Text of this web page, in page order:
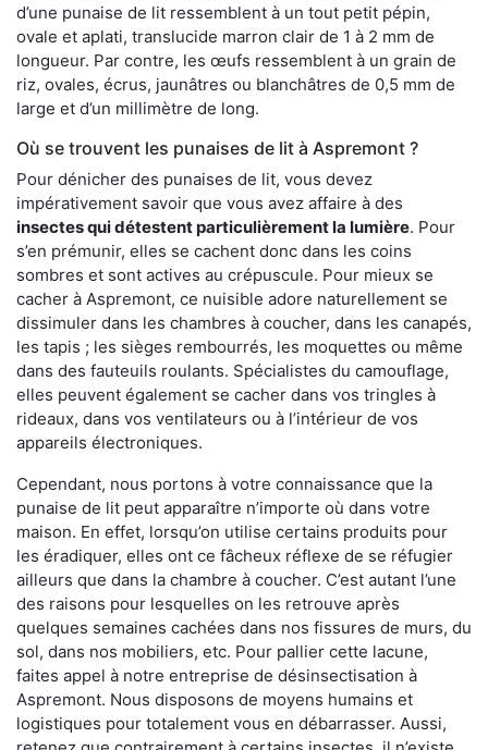
d’une punaise de lit ressemblent à un tout petit pépin,
ovale et aplati, translucide marron clair de 1 à 2 mm de
longueur. Par contre, les œufs ressemblent à un grain de
riz, ovales, écrus, jaunâtres ou blanchâtres de 0,5 mm de
large et d’un millimètre de long.
Où se trouvent les punaises de lit à Aspremont ?
Pour dénicher des punaises de lit, vous devez
impérativement savoir que vous avez affaire à des
insectes qui détestent particulièrement la lumière. Pour
s’en prémunir, elles se cachent donc dans les coins
sombres et sont actives au crépuscule. Pour mieux se
cacher à Aspremont, ce nuisible adore naturellement se
dissimuler dans les chambres à coucher, dans les canapés,
les tapis ; les sièges rembourrés, les moquettes ou même
dans des fauteuils roulants. Spécialistes du camouflage,
elles peuvent également se cacher dans vos tringles à
rideaux, dans vos ventilateurs ou à l’intérieur de vos
appareils électroniques.
Cependant, nous portons à votre connaissance que la
punaise de lit peut apparaître n’importe où dans votre
maison. En effet, lorsqu’on utilise certains produits pour
les éradiquer, elles ont ce fâcheux réflexe de se réfugier
ailleurs que dans la chambre à coucher. C’est autant l’une
des raisons pour lesquelles on les retrouve après
quelques semaines cachées dans nos fissures de murs, du
sol, dans nos mobiliers, etc. Pour pallier cette lacune,
faites appel à notre entreprise de désinsectisation à
Aspremont. Nous disposons de moyens humains et
logistiques pour totalement vous en débarrasser. Aussi,